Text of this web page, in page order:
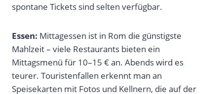
spontane Tickets sind selten verfügbar.
Essen: Mittagessen ist in Rom die günstigste
Mahlzeit – viele Restaurants bieten ein
Mittagsmenü für 10–15 € an. Abends wird es
teurer. Touristenfallen erkennt man an
Speisekarten mit Fotos und Kellnern, die auf der